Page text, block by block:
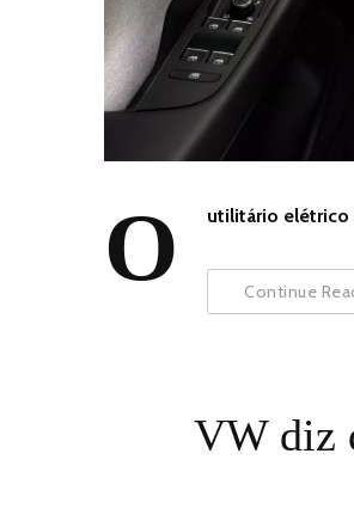
O utilitário elétrico
Continue
VW diz